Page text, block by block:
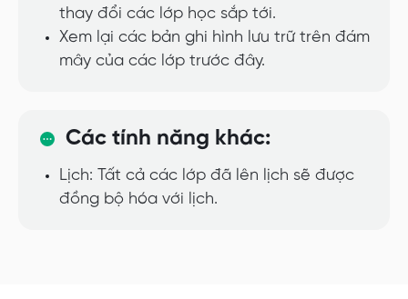
thay đổi các lớp học sắp tới.
Xem lại các bản ghi hình lưu trữ trên đám
mây của các lớp trước đây.
Các tính năng khác:
Lịch: Tất cả các lớp đã lên lịch sẽ được
đồng bộ hóa với lịch.